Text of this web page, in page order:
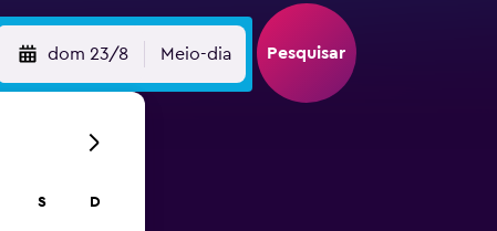
dom 23/8 Meio-dia Pesquisar
S D